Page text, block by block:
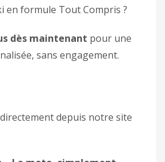
en formule Tout Compris ?
dès maintenant pour une
sans engagement.
directement depuis notre site